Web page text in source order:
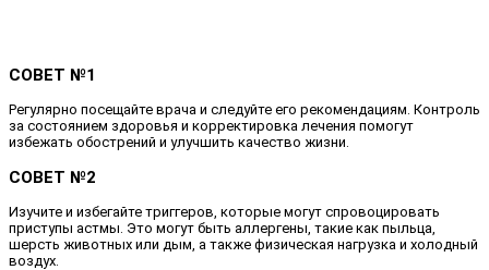
СОВЕТ №1
Регулярно посещайте врача и следуйте его рекомендациям. Контроль
за состоянием здоровья и корректировка лечения помогут
избежать обострений и улучшить качество жизни.
СОВЕТ №2
Изучите и избегайте триггеров, которые могут спровоцировать
приступы астмы. Это могут быть аллергены, такие как пыльца,
шерсть животных или дым, а также физическая нагрузка и холодный
воздух.